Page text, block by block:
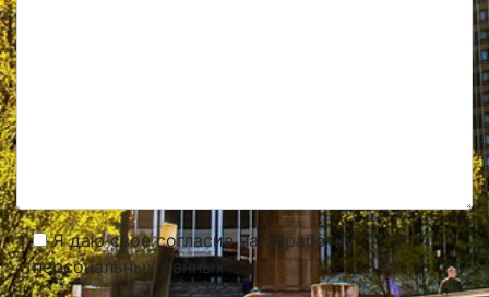
Я даю свое согласие на обработку
персональных данных